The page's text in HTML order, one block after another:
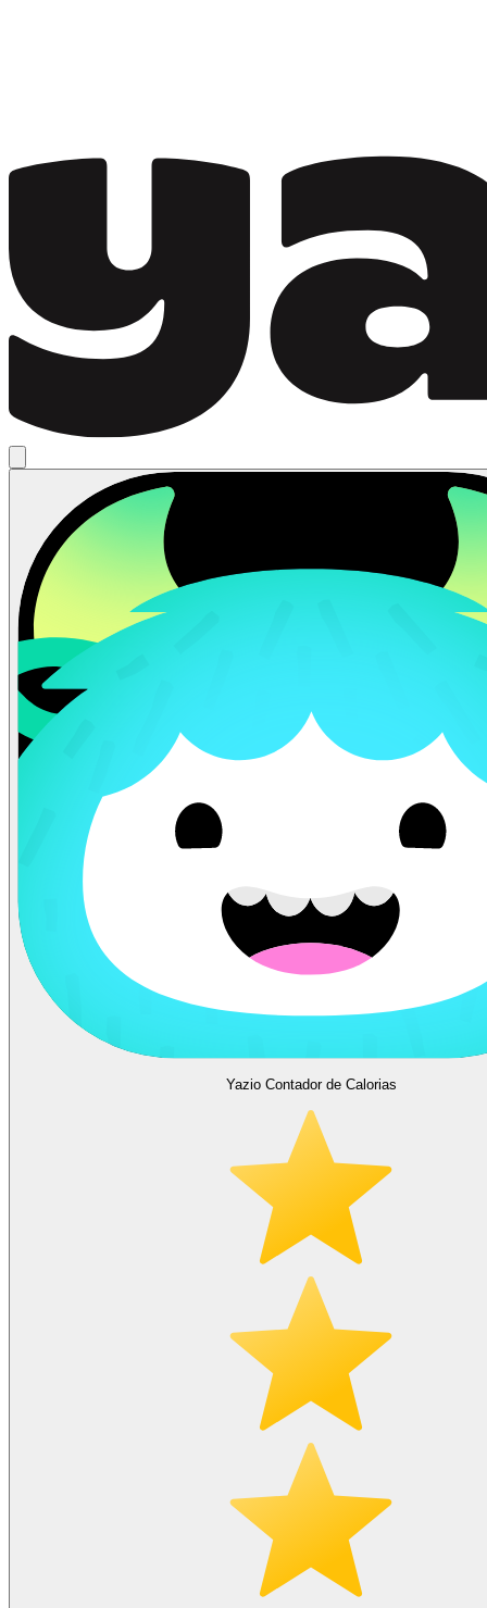
Yazio Contador de Calorias